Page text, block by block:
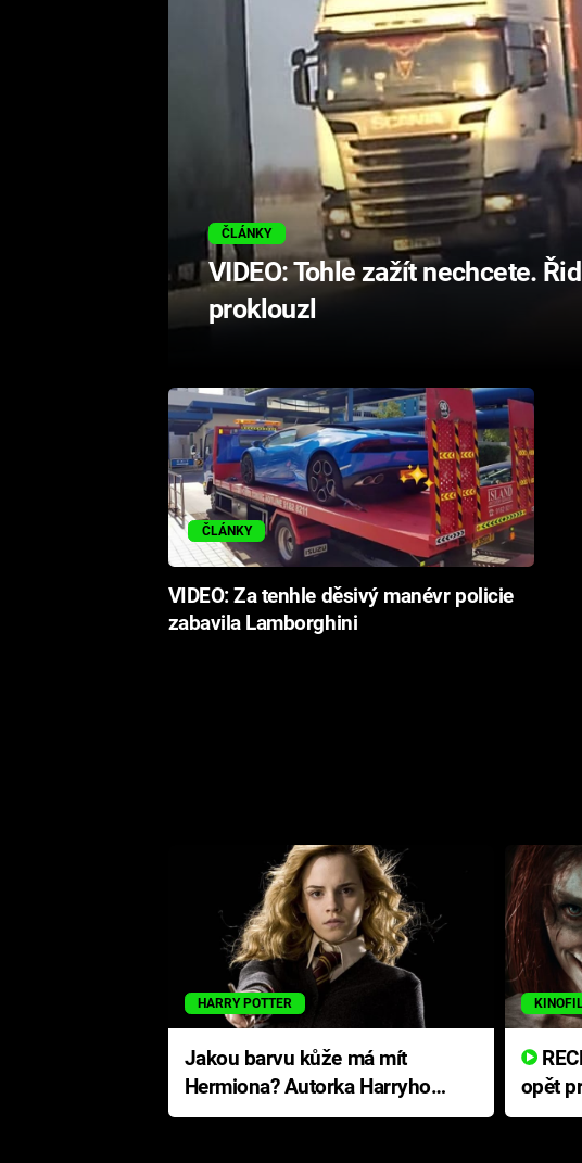
ČLÁNKY
VIDEO: Tohle zažít nechcete.
proklouzl
ČLÁNKY
VIDEO: Za tenhle děsivý manévr policie
zabavila Lamborghini
HARRY POTTER
Jakou barvu kůže má mít
Hermiona? Autorka Harryho
Pottera přišla s ráznou
RECENZE: Smrtelné zlo se
opět